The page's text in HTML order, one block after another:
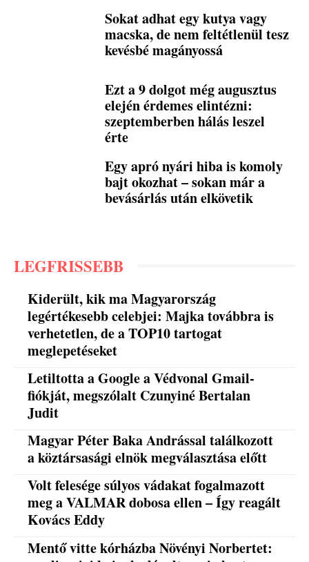
Sokat adhat egy kutya vagy
macska, de nem feltétlenül tesz
kevésbé magányossá
Ezt a 9 dolgot még augusztus
elején érdemes elintézni:
szeptemberben hálás leszel
érte
Egy apró nyári hiba is komoly
bajt okozhat – sokan már a
bevásárlás után elkövetik
LEGFRISSEBB
Kiderült, kik ma Magyarország
legértékesebb celebjei: Majka továbbra is
verhetetlen, de a TOP10 tartogat
meglepetéseket
Letiltotta a Google a Védvonal Gmail-
fiókját, megszólalt Czunyiné Bertalan
Judit
Magyar Péter Baka Andrással találkozott
a köztársasági elnök megválasztása előtt
Volt felesége súlyos vádakat fogalmazott
meg a VALMAR dobosa ellen – Így reagált
Kovács Eddy
Mentő vitte kórházba Növényi Norbertet: